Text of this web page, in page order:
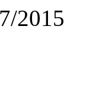
2015